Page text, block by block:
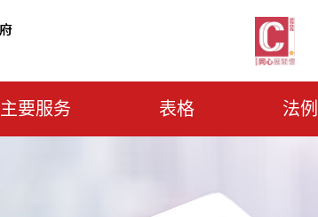
主要服务 表格 法例